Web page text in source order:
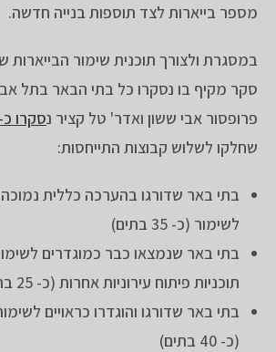
מספר בייארות לצד תוספות בנייה חדשה.
במסגרת ולצורך תוכנית שימור הבייארות
סקר מקיף בו נסקרו כל בתי הבאר בתל
פרופסור אבי ששון ואדר' טל קציר נסקרו כ- 100 בתי באר
שחלקו לשלוש קבוצות התייחסות:
בתי באר שדורגו בהערכה כללית
לשימור (כ- 35 בתים)
בתי באר שנמצאו כבר כמוגדרים
תוכניות פיתוח עירוניות אחרות (כ- 25 בתים)
בתי באר שדורגו והוגדרו כראויים
(כ- 40 בתים)